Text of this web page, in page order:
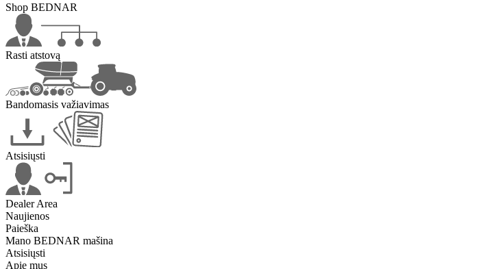
Shop BEDNAR
Rasti atstovą
Bandomasis važiavimas
Atsisiųsti
Dealer Area
Naujienos
Paieška
Mano BEDNAR mašina
Atsisiųsti
Apie mus